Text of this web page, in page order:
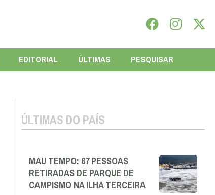
EDITORIAL ÚLTIMAS PESQUISAR
ÚLTIMAS DO PAÍS
MAU TEMPO: 67 PESSOAS
RETIRADAS DE PARQUE DE
CAMPISMO NA ILHA TERCEIRA